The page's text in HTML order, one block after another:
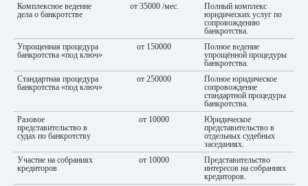
Комплексное ведение
дела о банкротстве
от 35000 /мес.
Полный комплекс
юридических услуг по
сопровождению
банкротства.
Упрощенная процедура
банкротства «под ключ»
от 150000
Полное ведение
упрощённой процедуры
банкротства.
Стандартная процедура
банкротства «под ключ»
от 250000
Полное юридическое
сопровождение
стандартной процедуры
банкротства.
Разовое
представительство в
судах по банкротству
от 10000
Юридическое
представительство в
отдельных судебных
заседаниях.
Участие на собраниях
кредиторов
от 10000
Представительство
интересов на собраниях
кредиторов.